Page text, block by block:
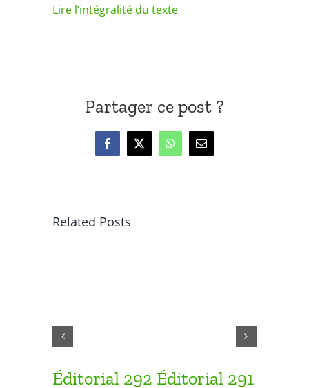
Lire l’intégralité du texte
Partager ce post ?
Facebook
X WhatsAppEmail
Related Posts
Éditorial 292 Éditorial 291